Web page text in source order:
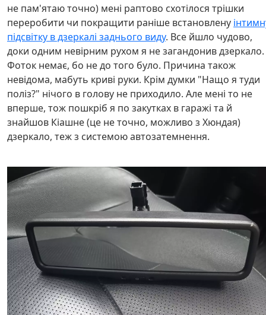
не пам'ятаю точно) мені раптово схотілося трішки
переробити чи покращити раніше встановлену
підсвітку в дзеркалі заднього виду. Все йшло чудово,
доки одним невірним рухом я не загандонив дзеркало.
Фоток немає, бо не до того було. Причина також
невідома, мабуть криві руки. Крім думки "Нащо я туди
поліз?" нічого в голову не приходило. Але мені то не
вперше, тож пошкріб я по закутках в гаражі та й
знайшов Кіашне (це не точно, можливо з Хюндая)
дзеркало, теж з системою автозатемнення.